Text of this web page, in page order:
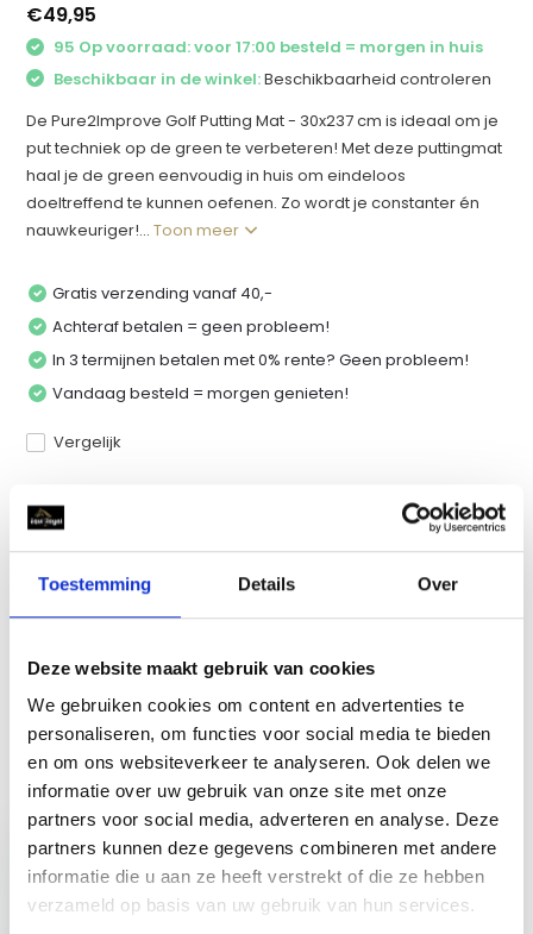
Toestemming Details Over
Deze website maakt gebruik van cookies
We gebruiken cookies om content en advertenties te
personaliseren, om functies voor social media te bieden
en om ons websiteverkeer te analyseren. Ook delen we
informatie over uw gebruik van onze site met onze
partners voor social media, adverteren en analyse. Deze
partners kunnen deze gegevens combineren met andere
informatie die u aan ze heeft verstrekt of die ze hebben
verzameld op basis van uw gebruik van hun services.
€49,95
95 Op voorraad: voor 17:00 besteld = morgen in huis
Beschikbaar in de winkel:Beschikbaarheid controleren
De Pure2Improve Golf Putting Mat - 30x237 cm is ideaal om je
put techniek op de green te verbeteren! Met deze puttingmat
haal je de green eenvoudig in huis om eindeloos
doeltreffend te kunnen oefenen. Zo wordt je constanter én
nauwkeuriger!...Toon meer
Gratis verzending vanaf 40,-
Achteraf betalen = geen probleem!
In 3 termijnen betalen met 0% rente? Geen probleem!
Vandaag besteld = morgen genieten!
Vergelijk
Productomschrijving
Reviews
Delen
Recent bekeken